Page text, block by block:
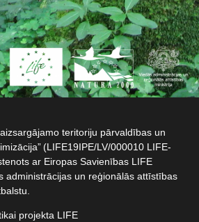
teritoriju pārvaldības un
(LIFE19IPE/LV/000010 LIFE-
ar Eiropas Savienības LIFE
administrācijas un reģionālās attīstības
projekta LIFE